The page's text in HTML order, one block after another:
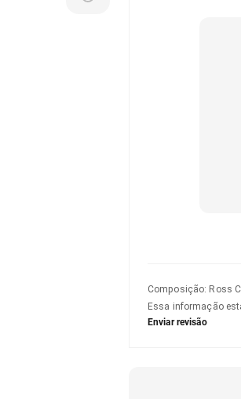
Composição: Ross
Essa informação
Enviar revisão